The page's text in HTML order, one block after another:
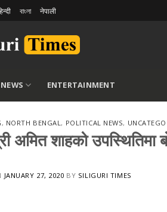
বাংলা नेपाली
NEWS ENTERTAINMENT
, NORTH BENGAL, POLITICAL NEWS,
अमित शाहको उपस्थितिमा
JANUARY 27, 2020 BY SILIGURI TIMES